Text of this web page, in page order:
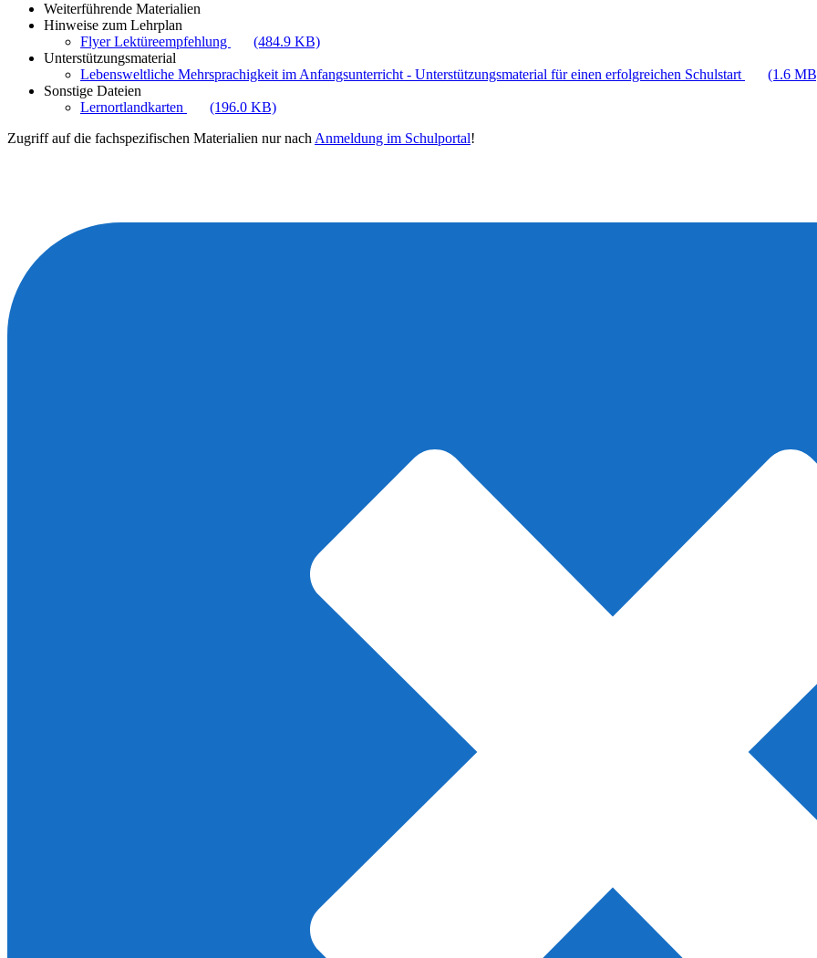
Weiterführende Materialien
Hinweise zum Lehrplan
Flyer Lektüreempfehlung
(484.9 KB)
Unterstützungsmaterial
Lebensweltliche Mehrsprachigkeit im Anfangsunterricht - Unterstützungsmaterial für einen erfolgreichen Schulstart
(1.6
Sonstige Dateien
Lernortlandkarten
(196.0 KB)
Zugriff auf die fachspezifischen Materialien nur nach Anmeldung im Schulportal!